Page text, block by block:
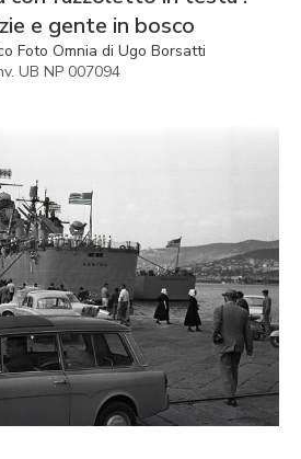
e gente in bosco
Foto Omnia di Ugo Borsatti
UB NP 007094